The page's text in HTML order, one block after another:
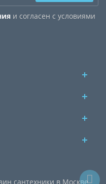
и согласен с условиями
сантехники в Москве